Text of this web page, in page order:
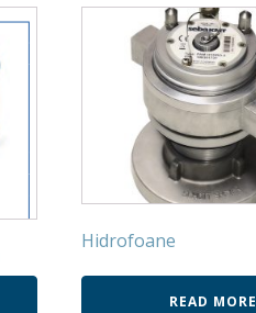
Hidrofoane
READ MORE